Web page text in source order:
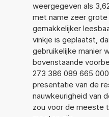
weergegeven als
met name zeer grote
gemakkelijker
vinkje is geplaatst,
gebruikelijke manier
bovenstaande
273 386 089 665
presentatie van de
nauwkeurigheid van
zou voor de meeste